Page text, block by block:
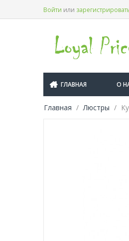
Войти или
ГЛАВНАЯ О
Главная Люстры